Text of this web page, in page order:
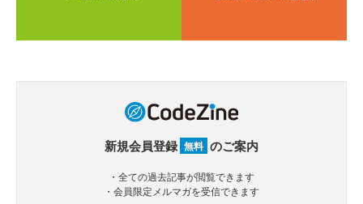
新規会員登録 無料 のご案内
・全ての過去記事が閲覧できます
・会員限定メルマガを受信できます